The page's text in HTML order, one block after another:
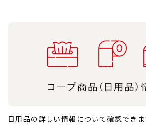
日用品の詳しい情報について確認できま